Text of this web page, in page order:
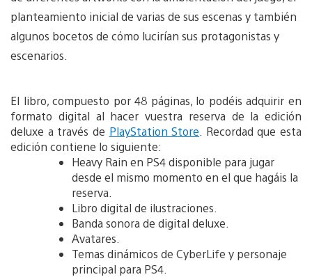
planteamiento inicial de varias de sus escenas y también
algunos bocetos de cómo lucirían sus protagonistas y
escenarios.
El libro, compuesto por 48 páginas, lo podéis adquirir en
formato digital al hacer vuestra reserva de la edición
deluxe a través de PlayStation Store . Recordad que esta
edición contiene lo siguiente:
Heavy Rain en PS4 disponible para jugar
desde el mismo momento en el que hagáis la
reserva.
Libro digital de ilustraciones.
Banda sonora de digital deluxe.
Avatares.
Temas dinámicos de CyberLife y personaje
principal para PS4.